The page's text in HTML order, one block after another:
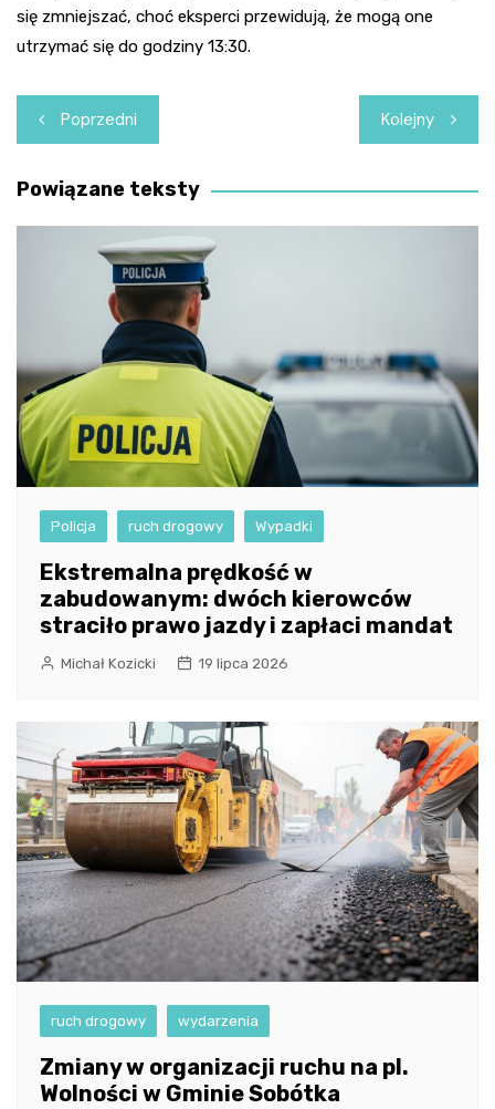
się zmniejszać, choć eksperci przewidują, że mogą one
utrzymać się do godziny 13:30.
Nawigacja
wpisu
Poprzedni Kolejny
Powiązane teksty
Policja ruch drogowy Wypadki
Ekstremalna prędkość w
zabudowanym: dwóch kierowców
straciło prawo jazdy i zapłaci mandat
Michał Kozicki 19 lipca 2026
ruch drogowy wydarzenia
Zmiany w organizacji ruchu na pl.
Wolności w Gminie Sobótka